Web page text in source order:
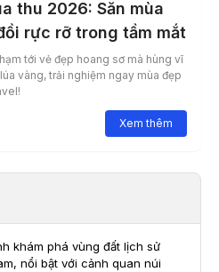
thu 2026: Săn mùa
rực rỡ trong tầm mắt
tới vẻ đẹp hoang sơ mà hùng vĩ
vàng, trải nghiệm ngay mùa đẹp
Xem thêm
khám phá vùng đất lịch sử
nổi bật với cảnh quan núi